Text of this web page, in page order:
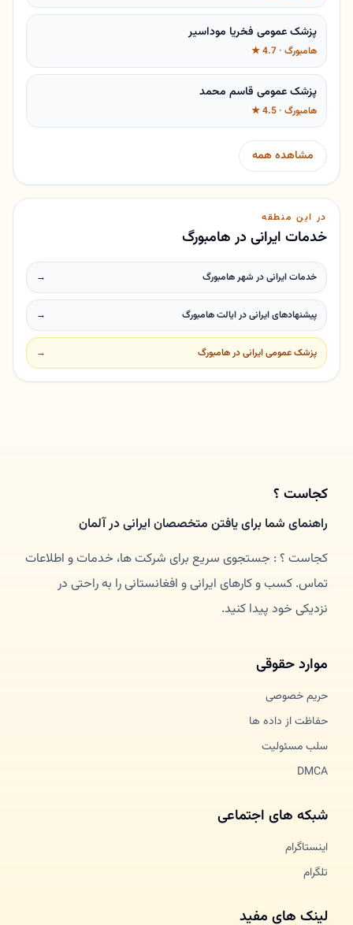
پزشک عمومی فخریا موداسیر
هامبورگ · 4.7 ★
پزشک عمومی قاسم محمد
هامبورگ · 4.5 ★
مشاهده همه
در این منطقه
خدمات ایرانی در هامبورگ
خدمات ایرانی در شهر هامبورگ →
پیشنهادهای ایرانی در ایالت هامبورگ →
پزشک عمومی ایرانی در هامبورگ →
کجاست ؟
راهنمای شما برای یافتن متخصصان ایرانی در آلمان
کجاست ؟ : جستجوی سریع برای شرکت ها، خدمات و اطلاعات
تماس. کسب و کارهای ایرانی و افغانستانی را به راحتی در
نزدیکی خود پیدا کنید.
موارد حقوقی
حریم خصوصی
حفاظت از داده ها
سلب مسئولیت
DMCA
شبکه های اجتماعی
اینستاگرام
تلگرام
لینک های مفید